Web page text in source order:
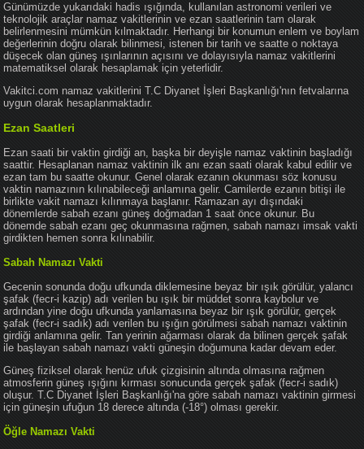
Günümüzde yukarıdaki hadis ışığında, kullanılan astronomi verileri ve
teknolojik araçlar namaz vakitlerinin ve ezan saatlerinin tam olarak
belirlenmesini mümkün kılmaktadır. Herhangi bir konumun enlem ve boylam
değerlerinin doğru olarak bilinmesi, istenen bir tarih ve saatte o noktaya
düşecek olan güneş ışınlarının açısını ve dolayısıyla namaz vakitlerini
matematiksel olarak hesaplamak için yeterlidir.
Vakitci.com namaz vakitlerini T.C Diyanet İşleri Başkanlığı'nın fetvalarına
uygun olarak hesaplanmaktadır.
Ezan Saatleri
Ezan saati bir vaktin girdiği an, başka bir deyişle namaz vaktinin başladığı
saattir. Hesaplanan namaz vaktinin ilk anı ezan saati olarak kabul edilir ve
ezan tam bu saatte okunur. Genel olarak ezanın okunması söz konusu
vaktin namazının kılınabileceği anlamına gelir. Camilerde ezanın bitişi ile
birlikte vakit namazı kılınmaya başlanır. Ramazan ayı dışındaki
dönemlerde sabah ezanı güneş doğmadan 1 saat önce okunur. Bu
dönemde sabah ezanı geç okunmasına rağmen, sabah namazı imsak vakti
girdikten hemen sonra kılınabilir.
Sabah Namazı Vakti
Gecenin sonunda doğu ufkunda diklemesine beyaz bir ışık görülür, yalancı
şafak (fecr-i kazip) adı verilen bu ışık bir müddet sonra kaybolur ve
ardından yine doğu ufkunda yanlamasına beyaz bir ışık görülür, gerçek
şafak (fecr-i sadık) adı verilen bu ışığın görülmesi sabah namazı vaktinin
girdiği anlamına gelir. Tan yerinin ağarması olarak da bilinen gerçek şafak
ile başlayan sabah namazı vakti güneşin doğumuna kadar devam eder.
Güneş fiziksel olarak henüz ufuk çizgisinin altında olmasına rağmen
atmosferin güneş ışığını kırması sonucunda gerçek şafak (fecr-i sadık)
oluşur. T.C Diyanet İşleri Başkanlığı'na göre sabah namazı vaktinin girmesi
için güneşin ufuğun 18 derece altında (-18°) olması gerekir.
Öğle Namazı Vakti